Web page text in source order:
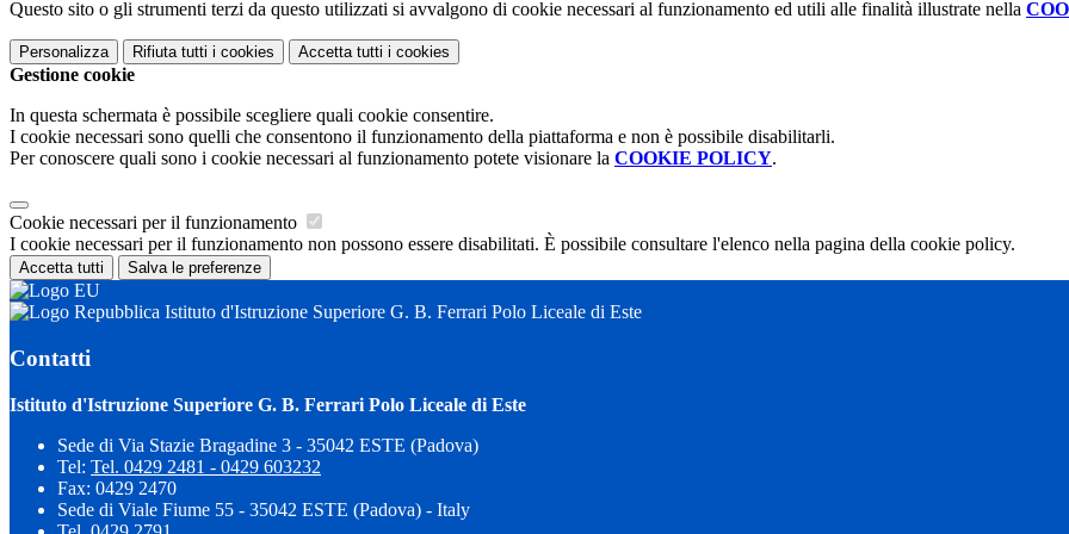
Questo sito o gli strumenti terzi da questo utilizzati si avvalgono di cookie necessari al funzionamento ed utili alle finalità illustrate nella
Personalizza Rifiuta tutti i cookies Accetta tutti i cookies
Gestione cookie
In questa schermata è possibile scegliere quali cookie consentire.
I cookie necessari sono quelli che consentono il funzionamento della piattaforma e non è possibile disabilitarli.
Per conoscere quali sono i cookie necessari al funzionamento potete visionare la COOKIE POLICY.
Cookie necessari per il funzionamento
I cookie necessari per il funzionamento non possono essere disabilitati. È possibile consultare l'elenco nella pagina della cookie policy.
Accetta tutti Salva le preferenze
Istituto d'Istruzione Superiore G. B. Ferrari Polo Liceale di Este
Contatti
Istituto d'Istruzione Superiore G. B. Ferrari Polo Liceale di Este
Sede di Via Stazie Bragadine 3 - 35042 ESTE (Padova)
Tel: Tel. 0429 2481 - 0429 603232
Fax: 0429 2470
Sede di Viale Fiume 55 - 35042 ESTE (Padova) - Italy